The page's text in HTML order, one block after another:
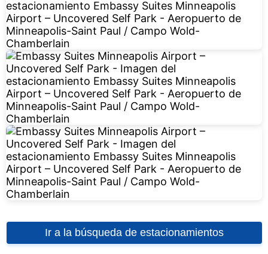
Ir a la búsqueda de estacionamientos